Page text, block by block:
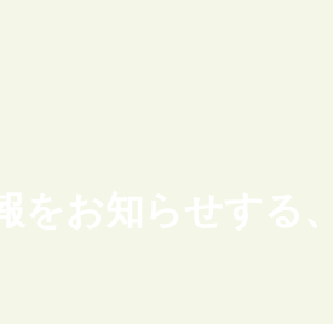
をお知らせする